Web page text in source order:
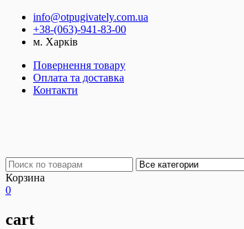
info@otpugivately.com.ua
+38-(063)-941-83-00
м. Харків
Повернення товару
Оплата та доставка
Контакти
Корзина
0
cart